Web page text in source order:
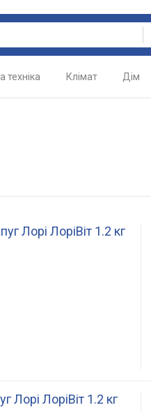
техніка Клімат Дім
Лорі ЛоріВіт 1.2 кг
Лорі ЛоріВіт 1.2 кг